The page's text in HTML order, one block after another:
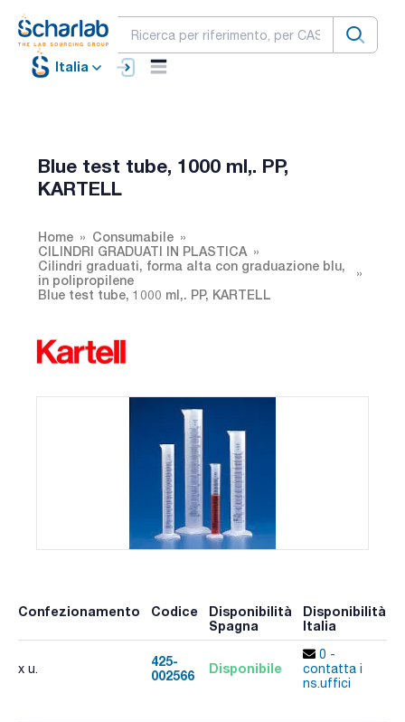
Italia
Blue test tube, 1000 ml,. PP,
KARTELL
Home
Consumabile
CILINDRI GRADUATI IN PLASTICA
Cilindri graduati, forma alta con graduazione blu,
in polipropilene
Blue test tube, 1000 ml,. PP, KARTELL
Confezionamento Codice
Disponibilità
Spagna
Disponibilità
Italia
x u.
425-
002566
Disponibile
0 -
contatta i
ns.uffici